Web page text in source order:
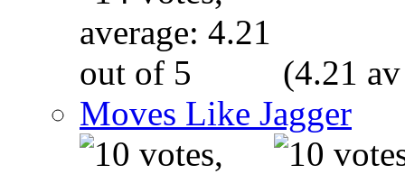
(4.21
Moves Like Jagger